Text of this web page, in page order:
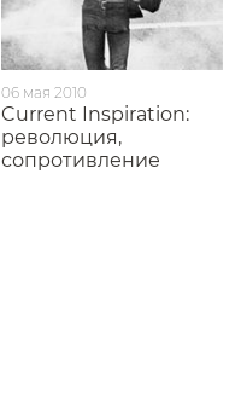
06 мая 2010
Current Inspiration:
революция,
сопротивление